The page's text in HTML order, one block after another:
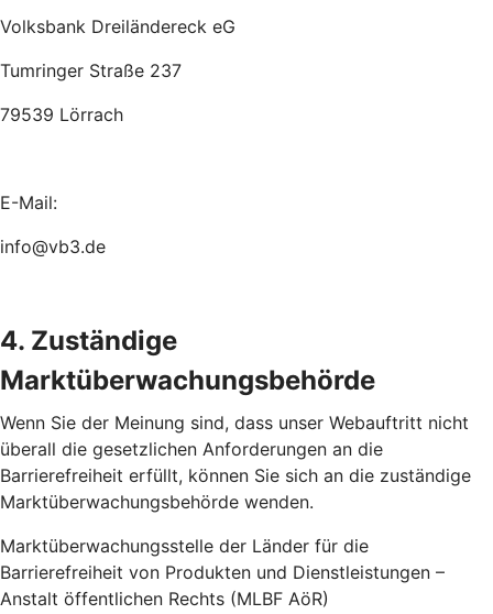
Volksbank Dreiländereck eG
Tumringer Straße 237
79539 Lörrach
E-Mail:
info@vb3.de
4. Zuständige
Marktüberwachungsbehörde
Wenn Sie der Meinung sind, dass unser Webauftritt nicht
überall die gesetzlichen Anforderungen an die
Barrierefreiheit erfüllt, können Sie sich an die zuständige
Marktüberwachungsbehörde wenden.
Marktüberwachungsstelle der Länder für die
Barrierefreiheit von Produkten und Dienstleistungen –
Anstalt öffentlichen Rechts (MLBF AöR)